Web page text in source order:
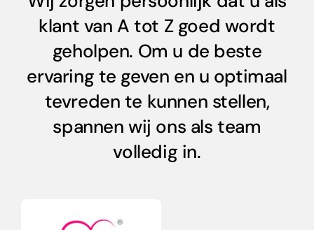
klant van A tot Z goed wordt
geholpen. Om u de beste
ervaring te geven en u optimaal
tevreden te kunnen stellen,
spannen wij ons als team
volledig in.